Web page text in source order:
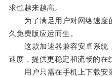
求也越来越高。
为了满足用户对网络速度
久免费版应运而生。
这款加速器兼容安卓系统
速度，提供更稳定和流畅的在
用户只需在手机上下载安